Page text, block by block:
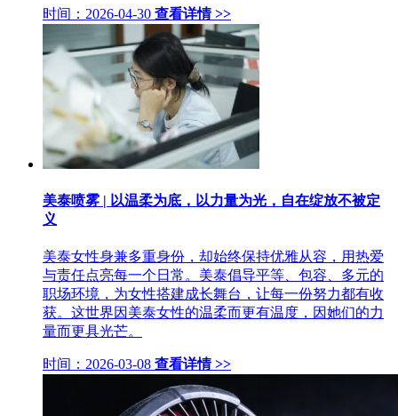
时间：2026-04-30 查看详情 >>
美泰喷雾 | 以温柔为底，以力量为光，自在绽放不被定
义
美泰女性身兼多重身份，却始终保持优雅从容，用热爱
与责任点亮每一个日常。美泰倡导平等、包容、多元的
职场环境，为女性搭建成长舞台，让每一份努力都有收
获。这世界因美泰女性的温柔而更有温度，因她们的力
量而更具光芒。
时间：2026-03-08 查看详情 >>